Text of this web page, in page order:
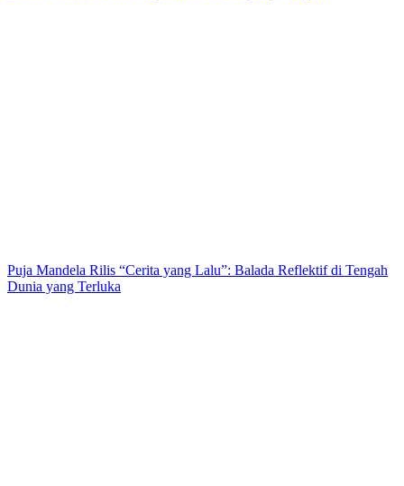
Puja Mandela Rilis “Cerita yang Lalu”: Balada Reflektif di Tengah
Dunia yang Terluka